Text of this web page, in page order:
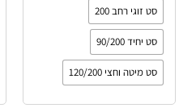
סט זוגי רחב 200
סט יחיד 90/200
סט מיטה וחצי 120/200